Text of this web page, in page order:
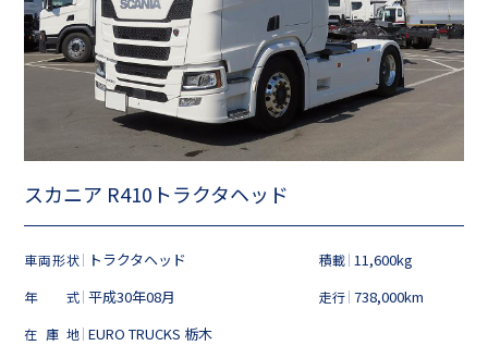
スカニア R410トラクタヘッド
車両形状 トラクタヘッド 積載 11,600kg
年式 平成30年08月 走行 738,000km
在庫地 EURO TRUCKS 栃木